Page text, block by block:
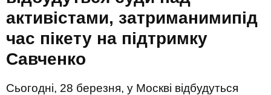
активістами, затриманимипід
час пікету на підтримку
Савченко
Сьогодні, 28 березня, у Москві відбудуться